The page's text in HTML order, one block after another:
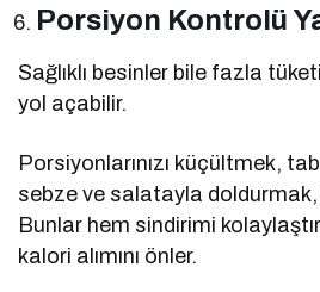
Porsiyon Kontrolü
Sağlıklı besinler bile fazla
yol açabilir.
Porsiyonlarınızı küçültmek,
sebze ve salatayla
Bunlar hem sindirimi
kalori alımını önler.